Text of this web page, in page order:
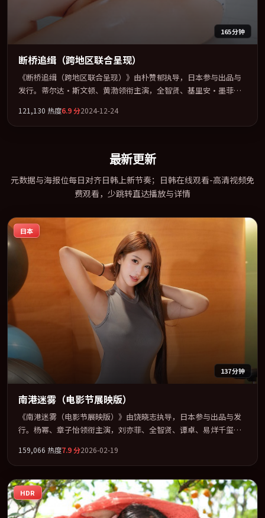
165分钟
断桥追缉（跨地区联合呈现）
《断桥追缉（跨地区联合呈现）》由朴赞郁执导，日本参与出品与
发行。蒂尔达·斯文顿、黄渤领衔主演，全智贤、基里安·墨菲联
「科幻」类型为骨架，在叙事、表演与视听上力求统一。定于
2024-03-06 在内地院线及主流平台同步亮相，2024 年度话题片中口
121,130 热度6.9分2024-12-24
最新更新
元数据与海报位每日对齐日韩上新节奏；日韩在线观看-高清视频免
费观看，少跳转直达播放与详情
日本
137分钟
南港迷雾（电影节展映版）
《南港迷雾（电影节展映版）》由饶晓志执导，日本参与出品与发
行。杨幂、章子怡领衔主演，刘亦菲、全智贤、谭卓、易烊千玺联
争」类型为骨架，在叙事、表演与视听上力求统一。定于 2026-05-
14 在内地院线及主流平台同步亮相，2026 年度话题片中口碑稳健，
适合喜欢强情节与人物弧光的观众完整观看。
159,066 热度7.9分2026-02-19
HDR